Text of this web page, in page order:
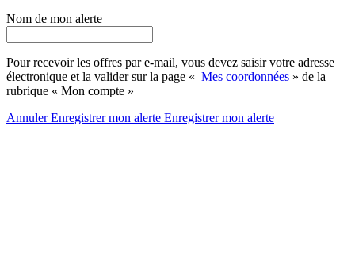
Nom de mon alerte
Pour recevoir les offres par e-mail, vous devez saisir votre adresse
électronique et la valider sur la page « Mes coordonnées » de la
rubrique « Mon compte »
AnnulerEnregistrer mon alerte Enregistrermon alerte